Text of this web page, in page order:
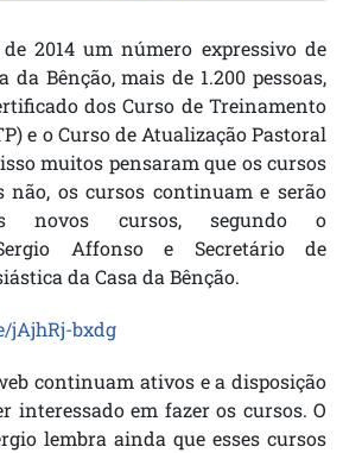
2014 um número expressivo de
da Bênção, mais de 1.200 pessoas,
dos Curso de Treinamento
e o Curso de Atualização Pastoral
muitos pensaram que os cursos
não, os cursos continuam e serão
novos cursos, segundo o
Affonso e Secretário de
da Casa da Bênção.
jAjhRj-bxdg
continuam ativos e a disposição
interessado em fazer os cursos. O
lembra ainda que esses cursos